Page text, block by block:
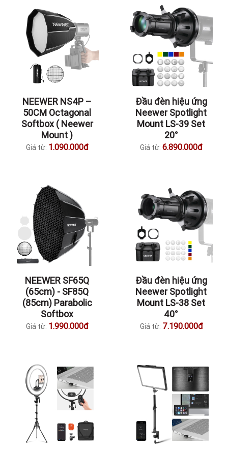
NEEWER NS4P –
50CM Octagonal
Softbox ( Neewer
Mount )
Giá từ: 1.090.000đ
Đầu đèn hiệu ứng
Neewer Spotlight
Mount LS-39 Set
20°
Giá từ: 6.890.000đ
NEEWER SF65Q
(65cm) - SF85Q
(85cm) Parabolic
Softbox
Giá từ: 1.990.000đ
Đầu đèn hiệu ứng
Neewer Spotlight
Mount LS-38 Set
40°
Giá từ: 7.190.000đ